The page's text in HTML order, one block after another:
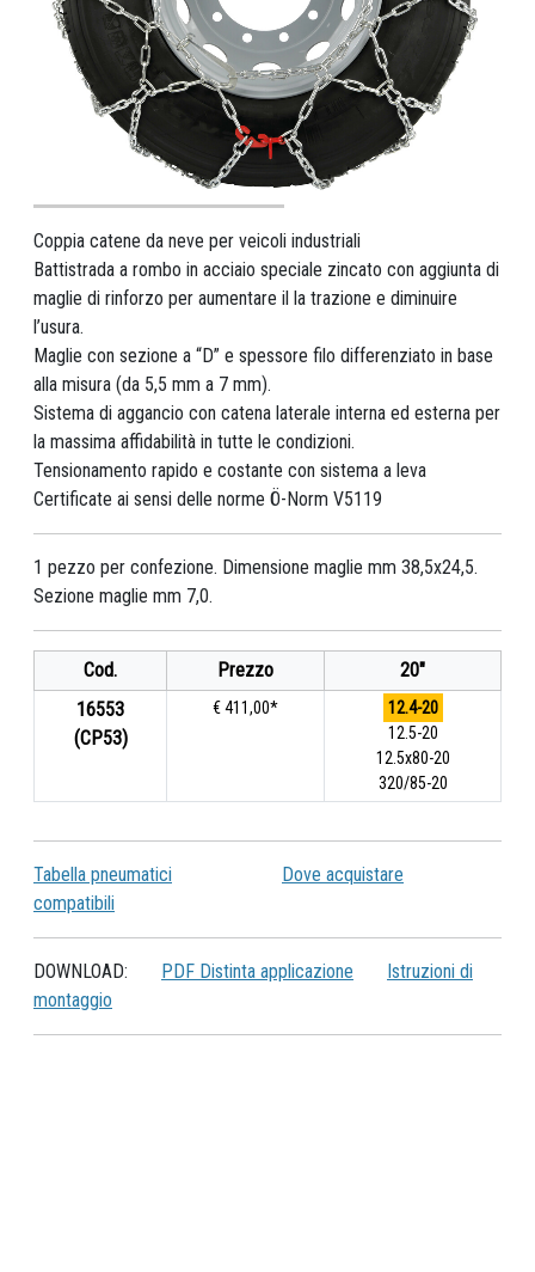
Coppia catene da neve per veicoli industriali
Battistrada a rombo in acciaio speciale zincato con aggiunta di
maglie di rinforzo per aumentare il la trazione e diminuire
l’usura.
Maglie con sezione a “D” e spessore filo differenziato in base
alla misura (da 5,5 mm a 7 mm).
Sistema di aggancio con catena laterale interna ed esterna per
la massima affidabilità in tutte le condizioni.
Tensionamento rapido e costante con sistema a leva
Certificate ai sensi delle norme Ö-Norm V5119
1 pezzo per confezione. Dimensione maglie mm 38,5x24,5.
Sezione maglie mm 7,0.
Cod. Prezzo
20"
16553
(CP53)
€ 411,00*
12.4-20
12.5-20
12.5x80-20
320/85-20
Tabella pneumatici
compatibili
Dove acquistare
DOWNLOAD: PDF Distinta applicazione
Istruzioni di
montaggio